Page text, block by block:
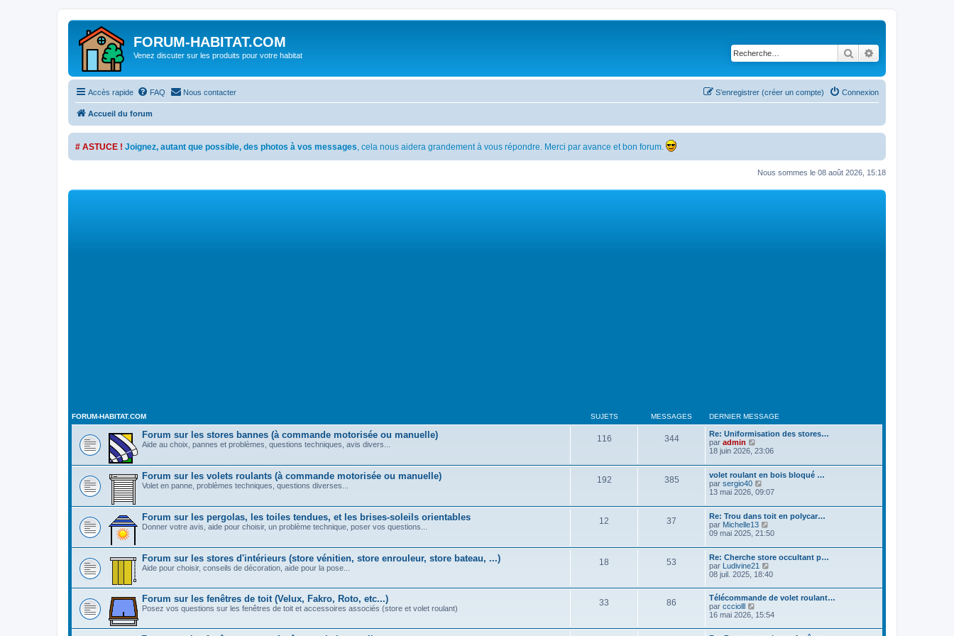
FORUM-HABITAT.COM
Venez discuter sur les produits pour votre habitat Rechercher
Accès rapide FAQ Nous contacter Connexion
S’enregistrer (créer un compte)
Accueil du forum
# ASTUCE ! Joignez, autant que possible, des photos à vos messages, cela nous aidera grandement à vous répondre. Merci par avance et bon forum.
Nous sommes le 08 août 2026, 15:18
FORUM-HABITAT.COM SUJETS MESSAGES DERNIER MESSAGE
Forum sur les stores bannes (à commande motorisée ou manuelle)
Aide au choix, pannes et problèmes, questions techniques, avis divers...
116 344
Re: Uniformisation des stores…
par admin
o
r
l
e
d
r
n
i
e
e
s
s
a
g
e
18 juin 2026, 23:06
Forum sur les volets roulants (à commande motorisée ou manuelle)
Volet en panne, problèmes techniques, questions diverses...
192 385
volet roulant en bois bloqué …
par sergio40
o
r
l
e
d
r
n
i
e
e
s
s
a
13 mai 2026, 09:07
Forum sur les pergolas, les toiles tendues, et les brises-soleils orientables
Donner votre avis, aide pour choisir, un problème technique, poser vos questions...
12 37
Re: Trou dans toit en polycar…
par Michelle13
o
r
l
d
r
n
e
09 mai 2025, 21:50
Forum sur les stores d'intérieurs (store vénitien, store enrouleur, store bateau, ...)
Aide pour choisir, conseils de décoration, aide pour la pose...
18 53
Re: Cherche store occultant p…
par Ludivine21
o
r
l
d
08 juil. 2025, 18:40
Forum sur les fenêtres de toit (Velux, Fakro, Roto, etc...)
Posez vos questions sur les fenêtres de toit et accessoires associés (store et volet roulant)
33 86
Télécommande de volet roulant…
par ccciolll
o
r
16 mai 2026, 15:54